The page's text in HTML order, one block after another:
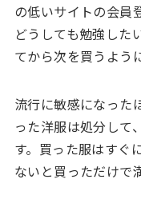
の低いサイトの会員
どうしても勉強した
てから次を買うよう
流行に敏感になった
った洋服は処分して
す。買った服はすぐ
ないと買っただけで